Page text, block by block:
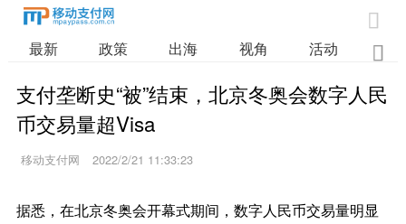

最新 政策 出海 视角 活动 业

支付垄断史“被”结束，北京冬奥会数字人民
币交易量超Visa
移动支付网 2022/2/21 11:33:23
据悉，在北京冬奥会开幕式期间，数字人民币交易量明显